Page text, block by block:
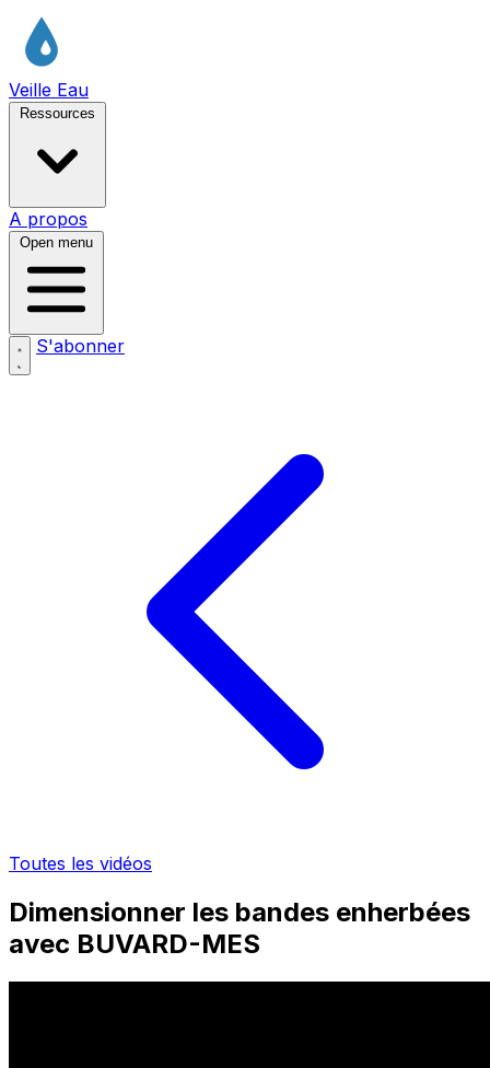
Veille Eau
Ressources
A propos
Open menu
S'abonner
Toutes les vidéos
Dimensionner les bandes enherbées
avec BUVARD-MES